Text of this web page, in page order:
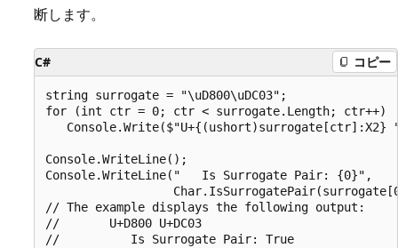
断します。
C# コピー
string surrogate = "\uD800\uDC03";
for (int ctr = 0; ctr < surrogate.Length; ctr++)
Console.Write($"U+{(ushort)surrogate[ctr]:X2}
Console.WriteLine();
Console.WriteLine("   Is Surrogate Pair: {0}",
// The example displays the following output:
//       U+D800 U+DC03